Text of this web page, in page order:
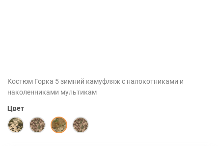
Костюм Горка 5 зимний камуфляж с налокотниками и
наколенниками мультикам
Цвет